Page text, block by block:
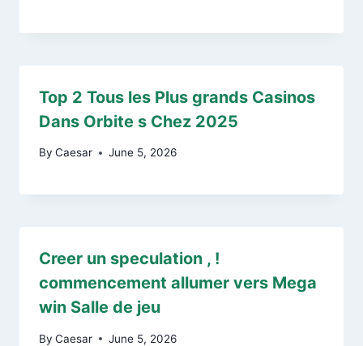
Top 2 Tous les Plus grands Casinos
Dans Orbite s Chez 2025
By Caesar June 5, 2026
Creer un speculation , !
commencement allumer vers Mega
win Salle de jeu
By Caesar June 5, 2026